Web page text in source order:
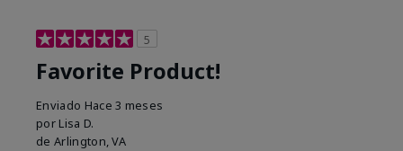
5
Favorite Product!
Enviado Hace 3 meses
por Lisa D.
de Arlington, VA